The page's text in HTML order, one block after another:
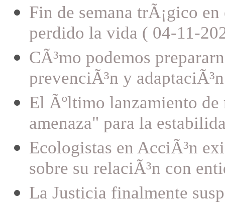
Fin de semana trÃ¡gico
perdido la vida ( 04-11-
CÃ³mo podemos
prevenciÃ³n y
El Ãºltimo lanzamiento
amenaza" para la
Ecologistas en AcciÃ³n
sobre su relaciÃ³n con
La Justicia finalmente